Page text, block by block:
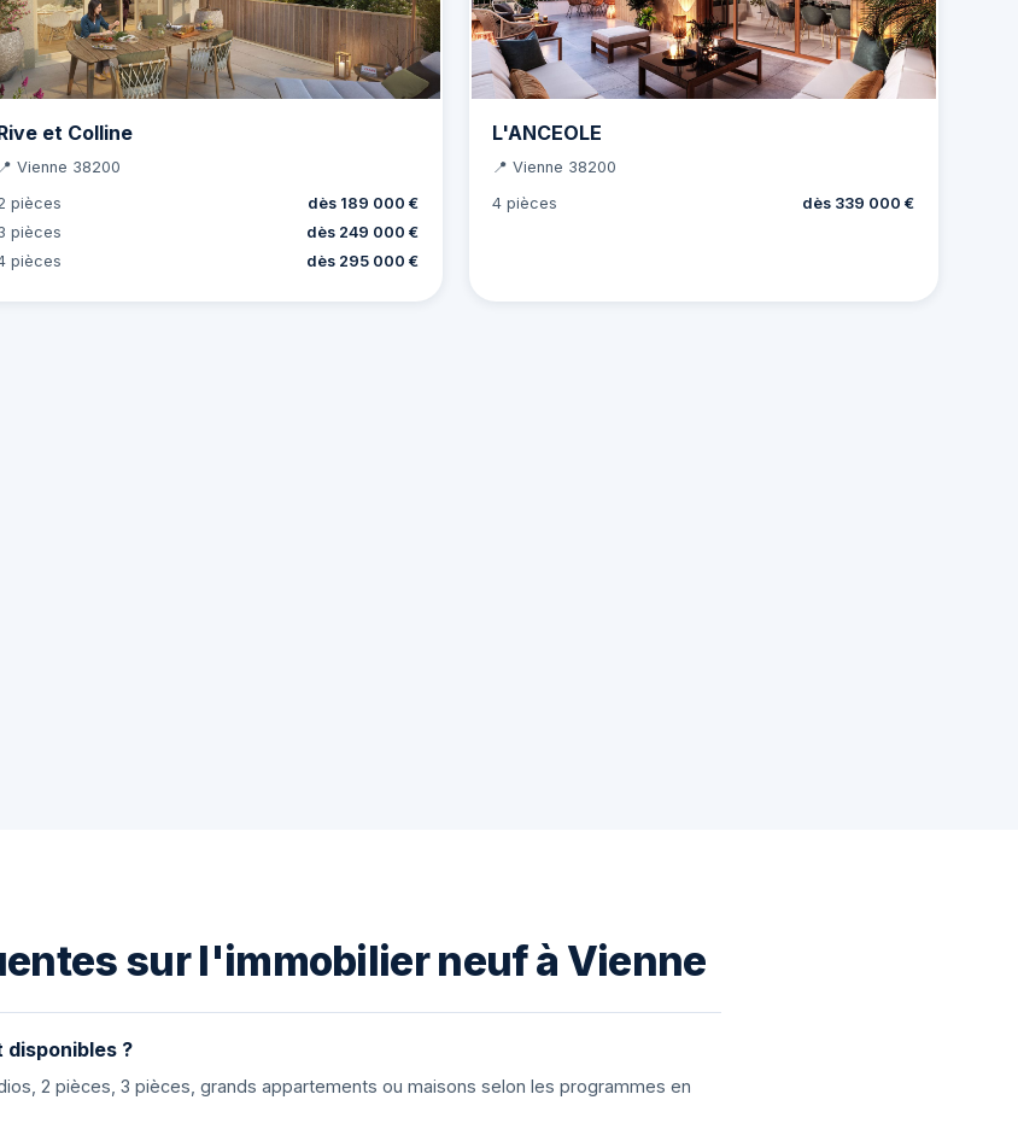
et Colline
📍 Vienne 38200
pièces
dès 189 000 €
pièces
dès 249 000 €
pièces
dès 295 000 €
L'ANCEOLE
📍 Vienne 38200
4 pièces
dès 339 000 €
sur l'immobilier neuf à Vienne
disponibles ?
2 pièces, 3 pièces, grands appartements ou maisons selon les programmes en